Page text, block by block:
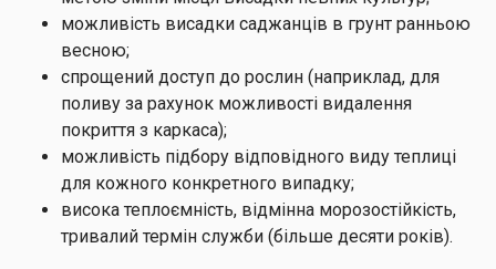
можливість висадки саджанців в грунт ранньою
весною;
спрощений доступ до рослин (наприклад, для
поливу за рахунок можливості видалення
покриття з каркаса);
можливість підбору відповідного виду теплиці
для кожного конкретного випадку;
висока теплоємність, відмінна морозостійкість,
тривалий термін служби (більше десяти років).